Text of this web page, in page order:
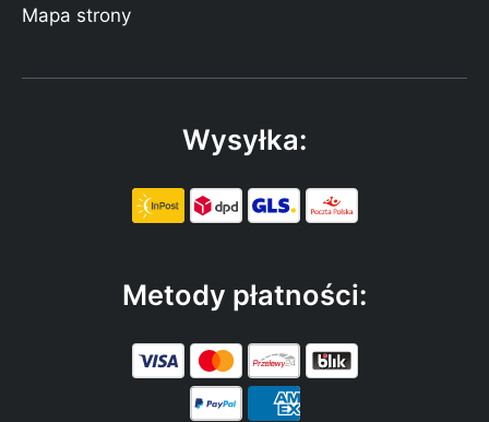
Mapa strony
Wysyłka:
Metody płatności: